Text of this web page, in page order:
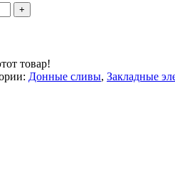
товар!
Донные сливы, Закладные